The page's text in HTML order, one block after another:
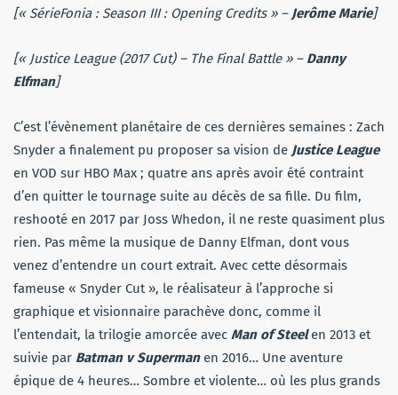
[« SérieFonia : Season III : Opening Credits » – Jerôme Marie]
[« Justice League (2017 Cut) – The Final Battle » – Danny
Elfman]
C’est l’évènement planétaire de ces dernières semaines : Zach
Snyder a finalement pu proposer sa vision de Justice League
en VOD sur HBO Max ; quatre ans après avoir été contraint
d’en quitter le tournage suite au décès de sa fille. Du film,
reshooté en 2017 par Joss Whedon, il ne reste quasiment plus
rien. Pas même la musique de Danny Elfman, dont vous
venez d’entendre un court extrait. Avec cette désormais
fameuse « Snyder Cut », le réalisateur à l’approche si
graphique et visionnaire parachève donc, comme il
l’entendait, la trilogie amorcée avec Man of Steelen 2013 et
suivie par Batman v Supermanen 2016… Une aventure
épique de 4 heures… Sombre et violente… où les plus grands